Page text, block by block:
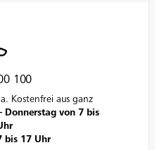
100
Kostenfrei aus ganz
Donnerstag von 7 bis
bis 17 Uhr